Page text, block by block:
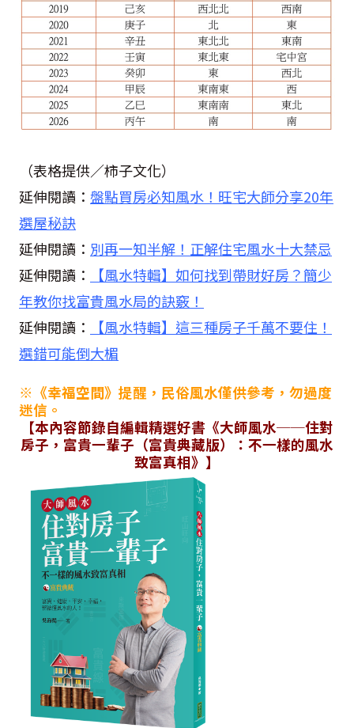
（表格提供／柿子文化）
延伸閱讀： 盤點買房必知風水！旺宅大師分享20年
選屋秘訣
延伸閱讀： 別再一知半解！正解住宅風水十大禁忌
延伸閱讀：
【風水特輯】如何找到帶財好房？簡少
年教你找富貴風水局的訣竅！
延伸閱讀：
【風水特輯】這三種房子千萬不要住！
選錯可能倒大楣
※《幸福空間》提醒，民俗風水僅供參考，勿過度
迷信。
【本內容節錄自編輯精選好書《大師風水──住對
房子，富貴一輩子（富貴典藏版）：不一樣的風水
致富真相》】